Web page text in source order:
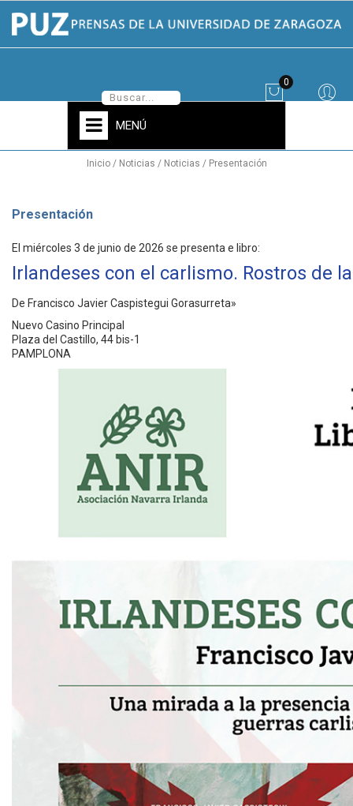
0
MENÚ
Inicio Noticias Noticias Presentación
Presentación
El miércoles 3 de junio de 2026 se presenta e libro:
Irlandeses con el carlismo. Rostros de
De Francisco Javier Caspistegui Gorasurreta»
Nuevo Casino Principal
Plaza del Castillo, 44 bis-1
PAMPLONA